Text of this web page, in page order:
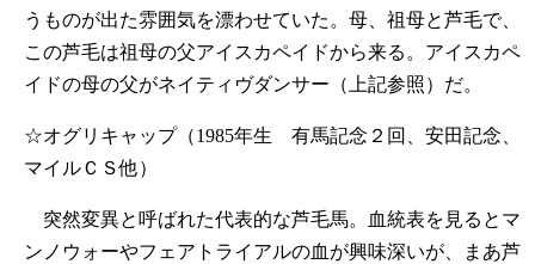
うものが出た雰囲気を漂わせていた。母、祖母と芦毛で、
この芦毛は祖母の父アイスカペイドから来る。アイスカペ
イドの母の父がネイティヴダンサー（上記参照）だ。
☆オグリキャップ（1985年生 有馬記念２回、安田記念、
マイルＣＳ他）
突然変異と呼ばれた代表的な芦毛馬。血統表を見るとマ
ンノウォーやフェアトライアルの血が興味深いが、まあ芦